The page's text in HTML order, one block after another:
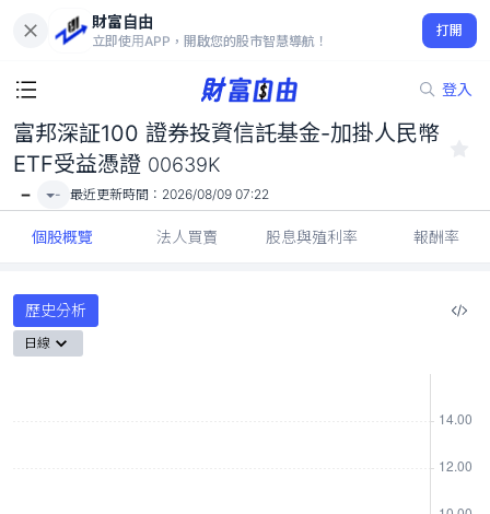
財富自由
立即使用APP，開啟您的股市智慧導航！
打開
登入
富邦深証100 證券投資信託基金-加掛人民幣 ETF受益憑證
00639K
-
富邦深証100 證券投資信託基金-加掛人民幣
ETF受益憑證 00639K
- - 最近更新時間： 2026/08/09 07:22
個股概覽 法人買賣 股息與殖利率 報酬率
歷史分析
日線